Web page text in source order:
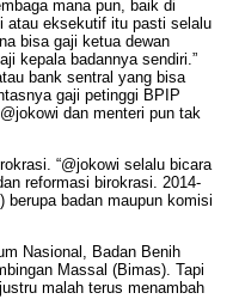
mana pun, baik di
atau eksekutif itu pasti selalu
bisa gaji ketua dewan
kepala badannya sendiri.”
bank sentral yang bisa
gaji petinggi BPIP
dan menteri pun tak
“@jokowi selalu bicara
reformasi birokrasi. 2014-
berupa badan maupun komisi
Nasional, Badan Benih
Massal (Bimas). Tapi
malah terus menambah